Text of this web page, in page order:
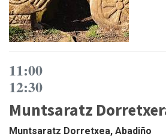
11:00
12:30
Muntsaratz
Muntsaratz Dorretxea, Abadiño